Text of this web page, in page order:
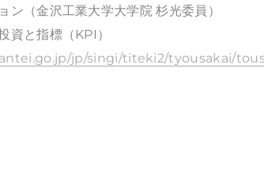
ン（金沢工業大学大学院 杉光委員）
資と指標（KPI）
jp/singi/titeki2/tyousakai/